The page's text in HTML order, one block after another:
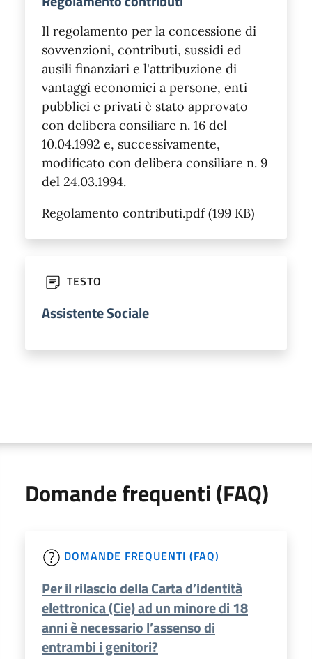
Il regolamento per la concessione di
sovvenzioni, contributi, sussidi ed
ausili finanziari e l'attribuzione di
vantaggi economici a persone, enti
pubblici e privati è stato approvato
con delibera consiliare n. 16 del
10.04.1992 e, successivamente,
modificato con delibera consiliare n. 9
del 24.03.1994.
Regolamento contributi.pdf (199 KB)
TESTO
Assistente Sociale
Domande frequenti (FAQ)
DOMANDE FREQUENTI (FAQ)
Per il rilascio della Carta d’identità
elettronica (Cie) ad un minore di 18
anni è necessario l’assenso di
entrambi i genitori?